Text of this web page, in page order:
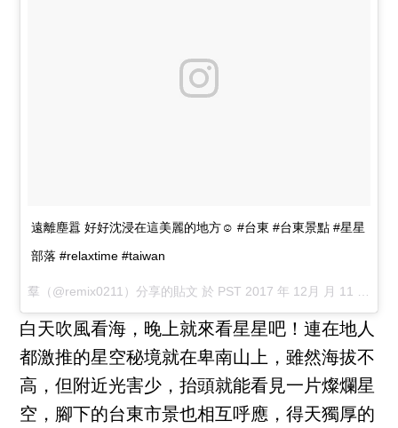
遠離塵囂 好好沈浸在這美麗的地方☺️ #台東 #台東景點 #星星
部落 #relaxtime #taiwan
羣 （@remix0211）分享的貼文 於 PST 2017 年 12月 月 11 日 6:22 上午
白天吹風看海，晚上就來看星星吧！連在地人
都激推的星空秘境就在卑南山上，雖然海拔不
高，但附近光害少，抬頭就能看見一片燦爛星
空，腳下的台東市景也相互呼應，得天獨厚的